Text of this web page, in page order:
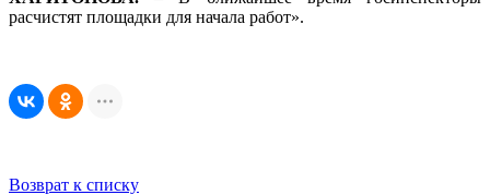
расчистят площадки для начала работ».
Возврат к списку